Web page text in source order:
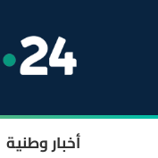
أخبار وطنية